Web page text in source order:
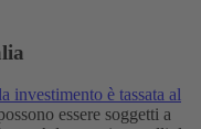
investimento è tassata al
essere soggetti a